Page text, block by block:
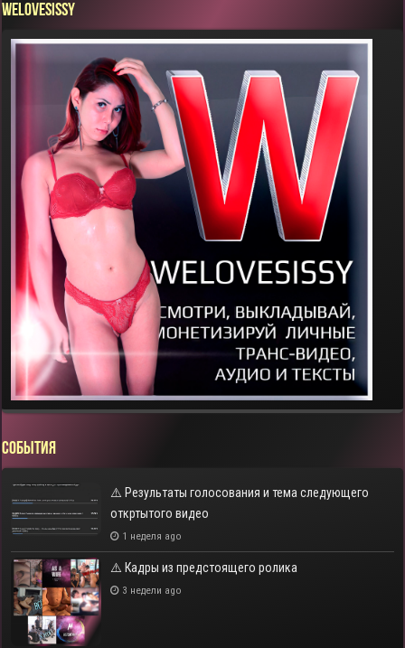
WELOVESISSY
СОБЫТИЯ
⚠️ Результаты голосования и тема следующего
откртытого видео
1 неделя ago
⚠️ Кадры из предстоящего ролика
3 недели ago